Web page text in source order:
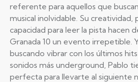
referente para aquellos que
musical inolvidable. Su creatividad,
capacidad para leer la pista hacen
Granada 10 un evento irrepetible.
buscando vibrar con los últimos
sonidos más underground, Pablo
perfecta para llevarte al siguiente